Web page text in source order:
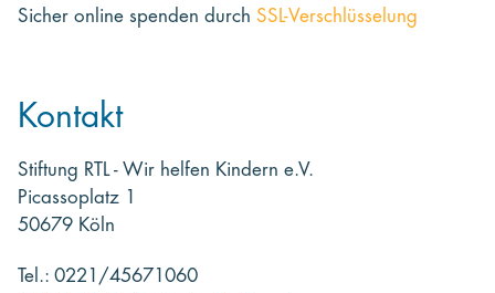
Sicher online spenden durch SSL-Verschlüsselung
Kontakt
Stiftung RTL - Wir helfen Kindern e.V.
Picassoplatz 1
50679 Köln
Tel.: 0221/45671060